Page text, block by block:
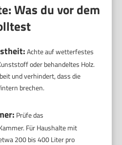
Was du vor dem
Achte auf wetterfestes
oder behandeltes Holz.
und verhindert, dass die
brechen.
Prüfe das
Für Haushalte mit
200 bis 400 Liter pro